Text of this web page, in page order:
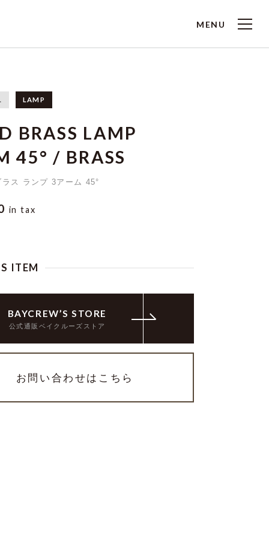
MENU
LAMP
BRASS LAMP
45° / BRASS
ス ランプ 3アーム 45°
in tax
ITEM
BAYCREW’S STORE
公式通販ベイクルーズストア
お問い合わせはこちら